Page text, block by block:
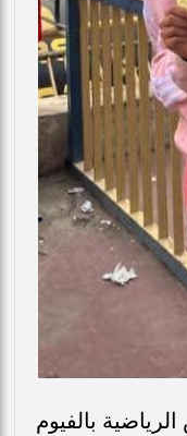
بالفيوم